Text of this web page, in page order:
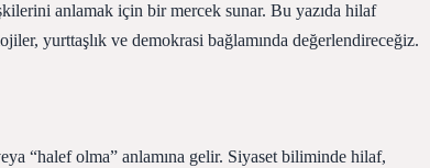
anlamak için bir mercek sunar. Bu yazıda hilaf
yurttaşlık ve demokrasi bağlamında değerlendireceğiz.
“halef olma” anlamına gelir. Siyaset biliminde hilaf,